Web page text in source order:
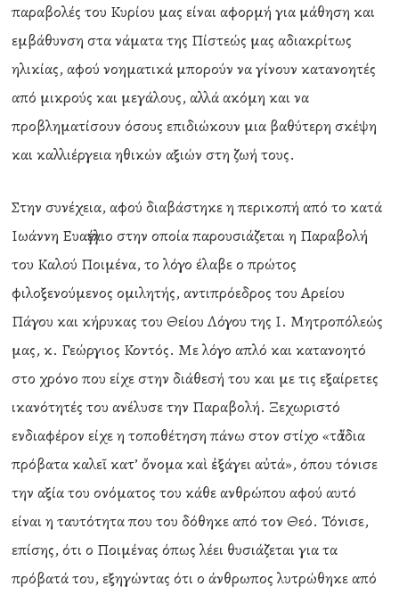
παραβολές του Κυρίου μας είναι αφορμή για μάθηση και
εμβάθυνση στα νάματα της Πίστεώς μας αδιακρίτως
ηλικίας, αφού νοηματικά μπορούν να γίνουν κατανοητές
από μικρούς και μεγάλους, αλλά ακόμη και να
προβληματίσουν όσους επιδιώκουν μια βαθύτερη σκέψη
και καλλιέργεια ηθικών αξιών στη ζωή τους.
Στην συνέχεια, αφού διαβάστηκε η περικοπή από το κατά
Ιωάννη Ευαγγέλιο στην οποία παρουσιάζεται η Παραβολή
του Καλού Ποιμένα, το λόγο έλαβε ο πρώτος
φιλοξενούμενος ομιλητής, αντιπρόεδρος του Αρείου
Πάγου και κήρυκας του Θείου Λόγου της Ι. Μητροπόλεώς
μας, κ. Γεώργιος Κοντός. Με λόγο απλό και κατανοητό
στο χρόνο που είχε στην διάθεσή του και με τις εξαίρετες
ικανότητές του ανέλυσε την Παραβολή. Ξεχωριστό
ενδιαφέρον είχε η τοποθέτηση πάνω στον στίχο «τὰ ἴδια
πρόβατα καλεῖ κατ’ ὄνομα καὶ ἐξάγει αὐτά», όπου τόνισε
την αξία του ονόματος του κάθε ανθρώπου αφού αυτό
είναι η ταυτότητα που του δόθηκε από τον Θεό. Τόνισε,
επίσης, ότι ο Ποιμένας όπως λέει θυσιάζεται για τα
πρόβατά του, εξηγώντας ότι ο άνθρωπος λυτρώθηκε από